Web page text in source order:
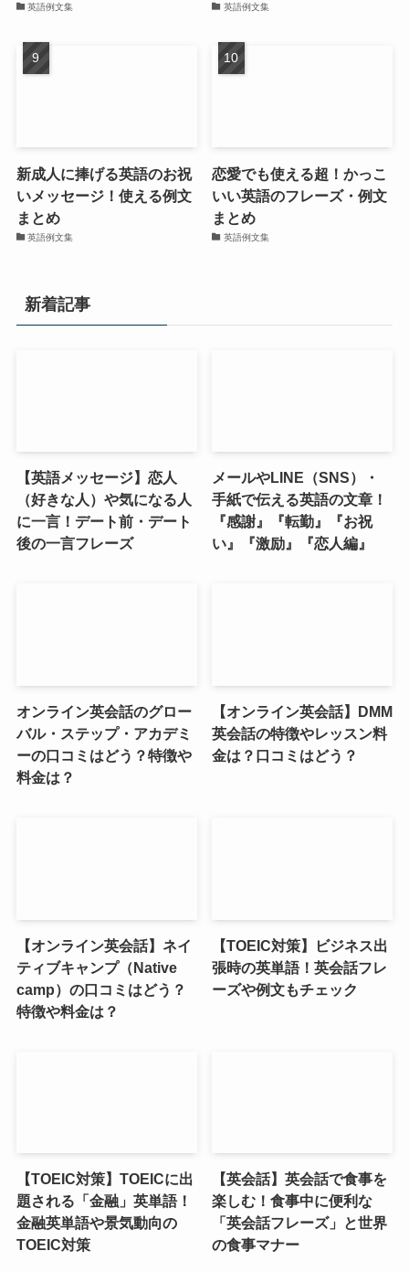
英語例文集 英語例文集
新成人に捧げる英語のお祝
いメッセージ！使える例文
まとめ
英語例文集
恋愛でも使える超！かっこ
いい英語のフレーズ・例文
まとめ
英語例文集
新着記事
【英語メッセージ】恋人
（好きな人）や気になる人
に一言！デート前・デート
後の一言フレーズ
メールやLINE（SNS）・
手紙で伝える英語の文章！
『感謝』『転勤』『お祝
い』『激励』『恋人編』
オンライン英会話のグロー
バル・ステップ・アカデミ
ーの口コミはどう？特徴や
料金は？
【オンライン英会話】DMM
英会話の特徴やレッスン料
金は？口コミはどう？
【オンライン英会話】ネイ
ティブキャンプ（Native
camp）の口コミはどう？
特徴や料金は？
【TOEIC対策】ビジネス出
張時の英単語！英会話フレ
ーズや例文もチェック
【TOEIC対策】TOEICに出
題される「金融」英単語！
金融英単語や景気動向の
TOEIC対策
【英会話】英会話で食事を
楽しむ！食事中に便利な
「英会話フレーズ」と世界
の食事マナー